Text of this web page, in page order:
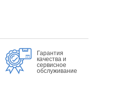
Гарантия
качества и
сервисное
обслуживание